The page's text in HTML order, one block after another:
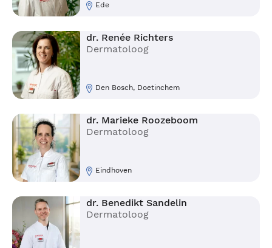
Ede
dr. Renée Richters
Dermatoloog
Den Bosch, Doetinchem
dr. Marieke Roozeboom
Dermatoloog
Eindhoven
dr. Benedikt Sandelin
Dermatoloog